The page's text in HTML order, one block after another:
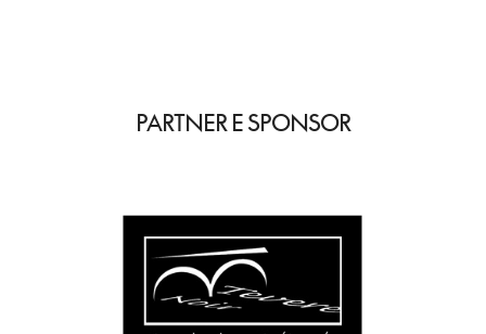
PARTNER E SPONSOR